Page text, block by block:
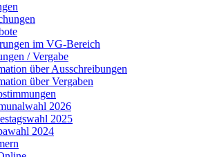
im VG-Bereich
/ Vergabe
über Ausschreibungen
über Vergaben
2026
2025
2024